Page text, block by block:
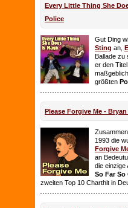
Every Little Thing She
Police
Gut Ding
Sting an,
Ballade zu
er den
größten
Please Forgive Me -
1993 die
Forgive
an
die einzige
So Far So
zweiten Top 10 Charthit in